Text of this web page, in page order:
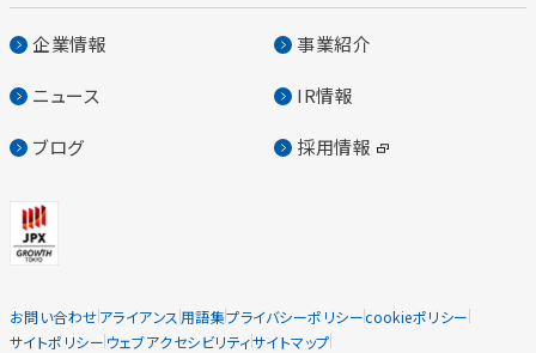
企業情報 事業紹介
ニュース IR情報
ブログ 採用情報
お問い合わせアライアンス 用語集プライバシーポリシーcookieポリシー
サイトポリシー ウェブアクセシビリティサイトマップ